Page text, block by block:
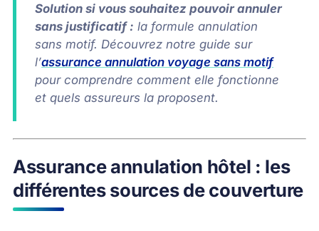
Solution si vous souhaitez pouvoir annuler
sans justificatif : la formule annulation
sans motif. Découvrez notre guide sur
l’assurance annulation voyage sans motif
pour comprendre comment elle fonctionne
et quels assureurs la proposent.
Assurance annulation hôtel : les
différentes sources de couverture